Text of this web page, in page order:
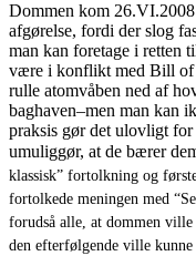
Dommen kom
afgørelse, fordi der slog
man kan foretage i retten
være i konflikt med Bill of
rulle atomvåben ned af
baghaven–men man kan
praksis gør det ulovligt
umuliggør, at de bærer
klassisk” fortolkning og
fortolkede meningen med
forudså alle, at dommen
den efterfølgende ville